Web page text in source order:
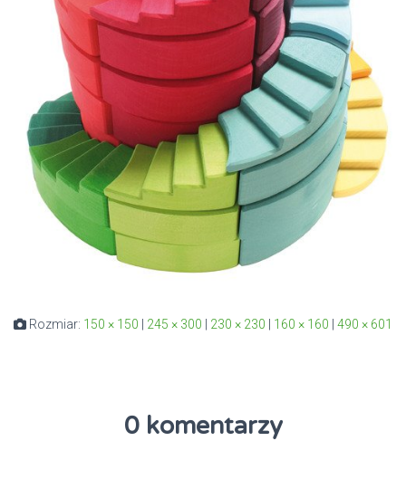
Rozmiar: 150 × 150 245 × 300 230 × 230 160 × 160 490 × 601
0 komentarzy